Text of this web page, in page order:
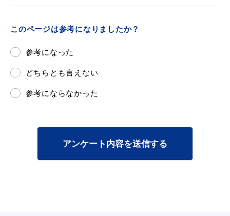
防災・防犯メール
このページは参考になりましたか？
参考になった
どちらとも言えない
参考にならなかった
アンケート内容を送信する